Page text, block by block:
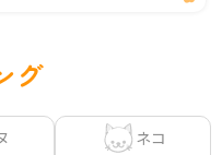
グ
ネコ